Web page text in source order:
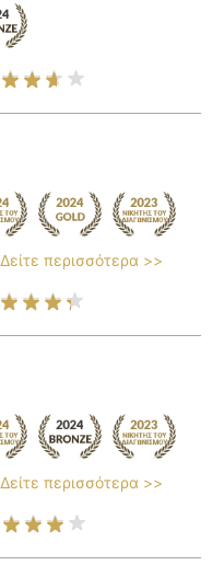
Δείτε περισσότερα >>
Δείτε περισσότερα >>